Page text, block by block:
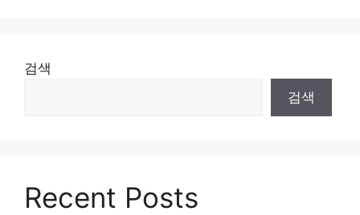
검색
검색
Recent Posts